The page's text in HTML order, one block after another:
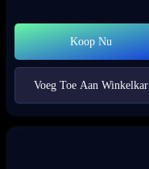
Koop Nu
Voeg Toe Aan Winkelkar